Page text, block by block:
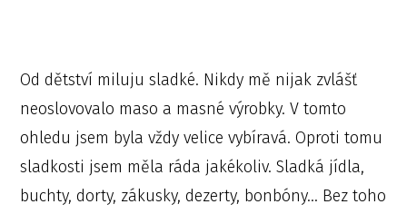
Od dětství miluju sladké. Nikdy mě nijak zvlášť
neoslovovalo maso a masné výrobky. V tomto
ohledu jsem byla vždy velice vybíravá. Oproti tomu
sladkosti jsem měla ráda jakékoliv. Sladká jídla,
buchty, dorty, zákusky, dezerty, bonbóny… Bez toho